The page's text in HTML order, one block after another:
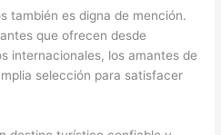
también es digna de mención.
que ofrecen desde
internacionales, los amantes de
selección para satisfacer